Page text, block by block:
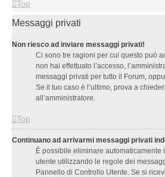
Top
Messaggi privati
Non riesco ad inviare messaggi privati!
Ci sono tre ragioni per cui questo può
non hai effettuato l’accesso,
messaggi privati per tutto il Forum,
Se il tuo caso è l’ultimo, prova a
all’amministratore.
Top
Continuano ad arrivarmi messaggi privati
È possibile eliminare automaticamente
utente utilizzando le regole dei
Pannello di Controllo Utente. Se si